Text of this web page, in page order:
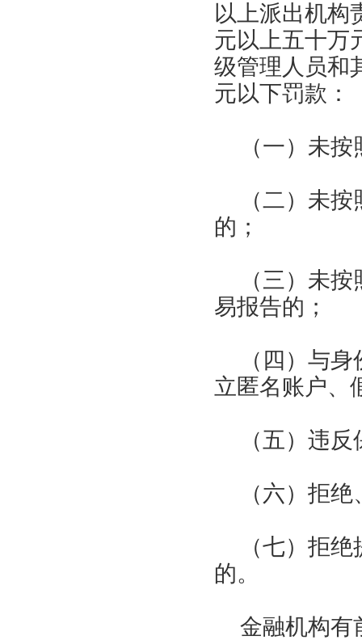
以上派出机构
元以上五十万
级管理人员和
元以下罚款：
（一）未
（二）未
的；
（三）未
易报告的；
（四）与
立匿名账户、
（五）违
（六）拒
（七）拒
的。
金融机构有